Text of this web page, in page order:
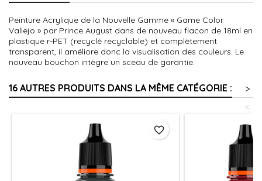
Peinture Acrylique de la Nouvelle Gamme « Game Color
Vallejo » par Prince August dans de nouveau flacon de 18ml en
plastique r-PET (recyclé recyclable) et complètement
transparent, il améliore donc la visualisation des couleurs. Le
nouveau bouchon intègre un sceau de garantie.
16 AUTRES PRODUITS DANS LA MÊME CATÉGORIE :
>
<
favorite_border